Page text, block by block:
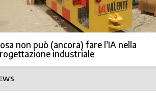
non può (ancora) fare l’IA nella
industriale